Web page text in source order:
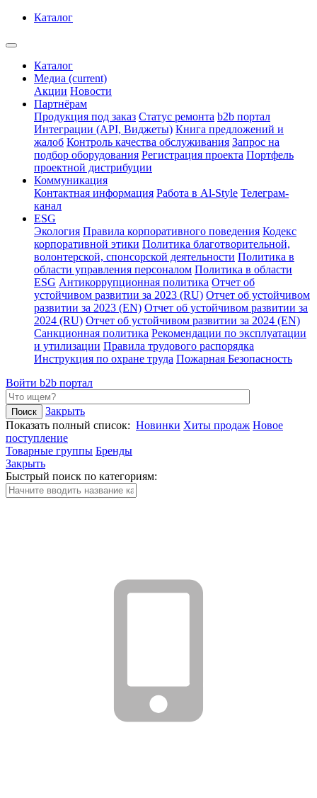
Каталог
Каталог
Медиа (current)
Акции Новости
Партнёрам
Продукция под заказ Статус ремонта b2b портал
Интеграции (API, Виджеты) Книга предложений и
жалоб Контроль качества обслуживания Запрос на
подбор оборудования Регистрация проекта Портфель
проектной дистрибуции
Коммуникация
Контактная информация Работа в Al-Style Телеграм-
канал
ESG
Экология Правила корпоративного поведения Кодекс
корпоративной этики Политика благотворительной,
волонтерской, спонсорской деятельности Политика в
области управления персоналом Политика в области
ESG Антикоррупционная политика Отчет об
устойчивом развитии за 2023 (RU) Отчет об устойчивом
развитии за 2023 (EN) Отчет об устойчивом развитии за
2024 (RU) Отчет об устойчивом развитии за 2024 (EN)
Санкционная политика Рекомендации по эксплуатации
и утилизации Правила трудового распорядка
Инструкция по охране труда Пожарная Безопасность
Войти b2b портал
Закрыть
Показать полный список: Новинки Хиты продаж Новое
поступление
Товарные группы Бренды
Закрыть
Быстрый поиск по категориям: